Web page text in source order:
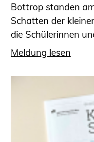
Bottrop standen
Schatten der
die Schülerinnen
Meldung lesen